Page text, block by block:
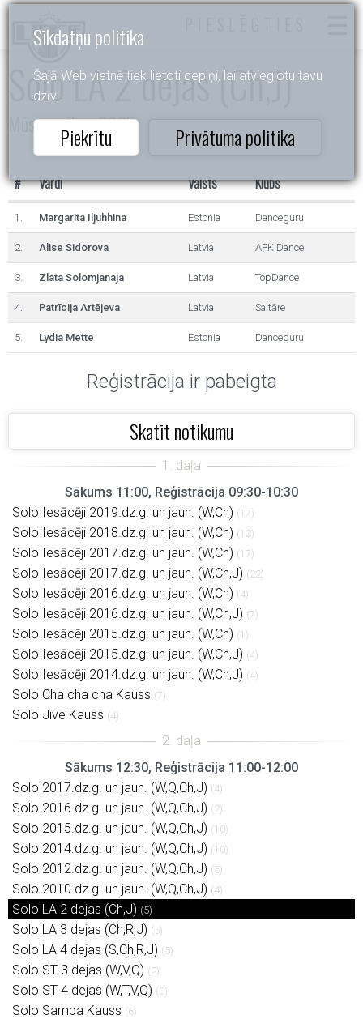
Sīkdatņu politika
Šajā Web vietnē tiek lietoti cepiņi, lai atvieglotu tavu
dzīvi.
Piekrītu Privātuma politika
Solo LA 2 dejas (Ch,J)
Mūsu cerības 2025
# Vārdi Valsts Klubs
1. Margarita Iljuhhina Estonia Danceguru
2. Alise Sidorova Latvia APK Dance
3. Zlata Solomjanaja Latvia TopDance
4. Patrīcija Artējeva Latvia Saltāre
5. Lydia Mette Estonia Danceguru
Reģistrācija ir pabeigta
Skatīt notikumu
Sākums 11:00, Reģistrācija 09:30-10:30
Solo Iesācēji 2019.dz.g. un jaun. (W,Ch) (17)
Solo Iesācēji 2018.dz.g. un jaun. (W,Ch) (13)
Solo Iesācēji 2017.dz.g. un jaun. (W,Ch) (17)
Solo Iesācēji 2017.dz.g. un jaun. (W,Ch,J) (22)
Solo Iesācēji 2016.dz.g. un jaun. (W,Ch) (4)
Solo Iesācēji 2016.dz.g. un jaun. (W,Ch,J) (7)
Solo Iesācēji 2015.dz.g. un jaun. (W,Ch) (1)
Solo Iesācēji 2015.dz.g. un jaun. (W,Ch,J) (4)
Solo Iesācēji 2014.dz.g. un jaun. (W,Ch,J) (4)
Solo Cha cha cha Kauss (7)
Solo Jive Kauss (4)
Sākums 12:30, Reģistrācija 11:00-12:00
Solo 2017.dz.g. un jaun. (W,Q,Ch,J) (4)
Solo 2016.dz.g. un jaun. (W,Q,Ch,J) (2)
Solo 2015.dz.g. un jaun. (W,Q,Ch,J) (10)
Solo 2014.dz.g. un jaun. (W,Q,Ch,J) (10)
Solo 2012.dz.g. un jaun. (W,Q,Ch,J) (5)
Solo 2010.dz.g. un jaun. (W,Q,Ch,J) (4)
Solo LA 2 dejas (Ch,J) (5)
Solo LA 3 dejas (Ch,R,J) (5)
Solo LA 4 dejas (S,Ch,R,J) (5)
Solo ST 3 dejas (W,V,Q) (2)
Solo ST 4 dejas (W,T,V,Q) (3)
Solo Samba Kauss (6)